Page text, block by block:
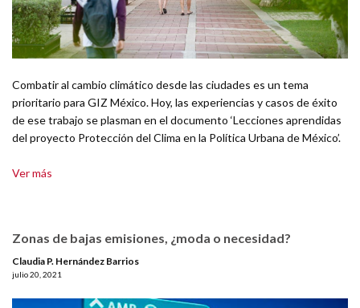
Combatir al cambio climático desde las ciudades es un tema
prioritario para GIZ México. Hoy, las experiencias y casos de éxito
de ese trabajo se plasman en el documento ‘Lecciones aprendidas
del proyecto Protección del Clima en la Política Urbana de México’.
Ver más
Zonas de bajas emisiones, ¿moda o necesidad?
Claudia P. Hernández Barrios
julio 20, 2021